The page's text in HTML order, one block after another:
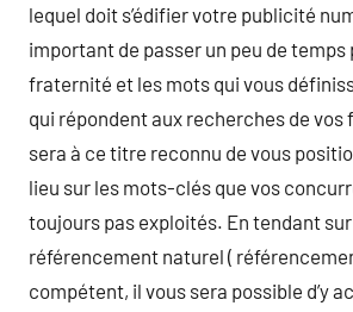
lequel doit s’édifier votre publicité
important de passer un peu de
fraternité et les mots qui vous
qui répondent aux recherches de vos
sera à ce titre reconnu de vous
lieu sur les mots-clés que vos
toujours pas exploités. En tendant
référencement naturel (
compétent, il vous sera possible d’y